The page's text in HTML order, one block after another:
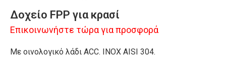
Δοχείο FPP για κρασί
Επικοινωνήστε τώρα για προσφορά
Mε οινολογικό λάδι ACC. INOX AISI 304.